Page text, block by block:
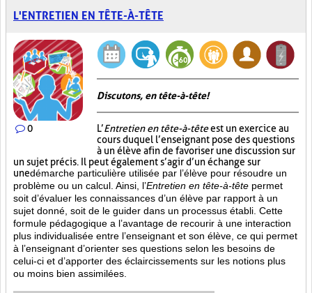
L'ENTRETIEN EN TÊTE-À-TÊTE
0
Discutons, en tête-à-tête!
L’Entretien en tête-à-têteest un exercice au
cours duquel l’enseignant pose des questions
à un élève afin de favoriser une discussion sur
un sujet précis. Il peut également s’agir d’un échange sur
unedémarche particulière utilisée par l’élève pour résoudre un
problème ou un calcul. Ainsi, l’Entretien en tête-à-tête permet
soit d’évaluer les connaissances d’un élève par rapport à un
sujet donné, soit de le guider dans un processus établi. Cette
formule pédagogique a l’avantage de recourir à une interaction
plus individualisée entre l’enseignant et son élève, ce qui permet
à l’enseignant d’orienter ses questions selon les besoins de
celui-ci et d’apporter des éclaircissements sur les notions plus
ou moins bien assimilées.